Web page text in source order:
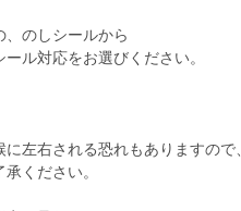
、のしシールから
ル対応をお選びください。
左右される恐れもありますの
ください。